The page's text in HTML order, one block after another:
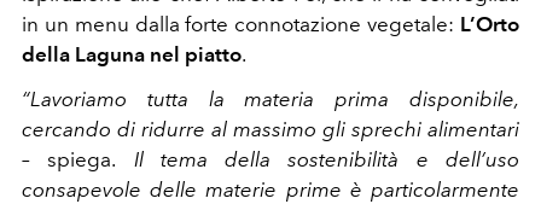
in un menu dalla forte connotazione vegetale: L’Orto
della Laguna nel piatto.
“Lavoriamo tutta la materia prima disponibile,
cercando di ridurre al massimo gli sprechi alimentari
–spiega. Il tema della sostenibilità e dell’uso
consapevole delle materie prime è particolarmente